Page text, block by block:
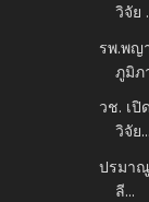
วิจัย
รพ.พญ
ภูมิภ
วช. เปิ
วิจัย...
ปรมาณู
ลี...